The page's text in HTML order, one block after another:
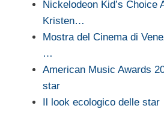
Nickelodeon Kid’s Choice
Kristen…
Mostra del Cinema di
…
American Music Awards
star
Il look ecologico delle star